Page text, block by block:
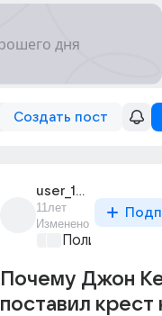
Создать пост
user_193155272
11лет
Изменено
Почему Джон
поставил крест